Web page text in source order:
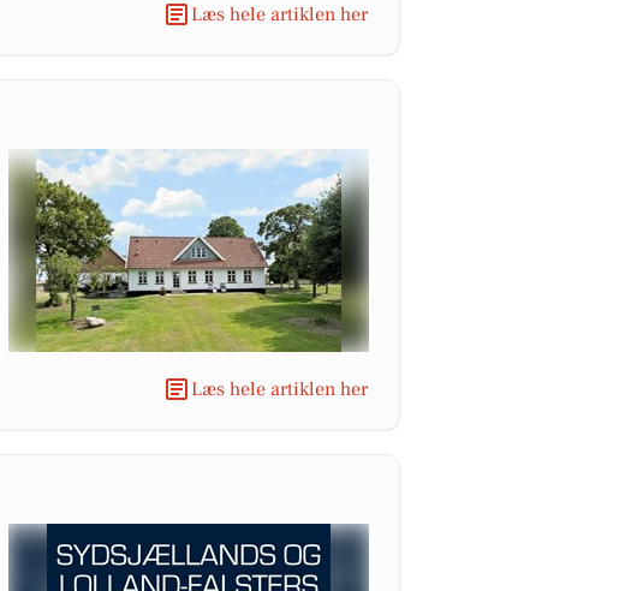
Læs hele artiklen her
Læs hele artiklen her